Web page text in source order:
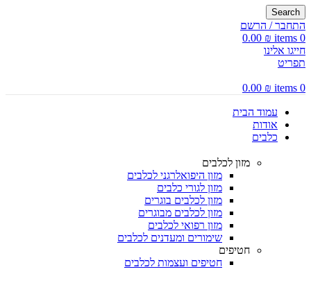
Search
התחבר / הרשם
0
items
0.00 ₪
חייגו אלינו
תפריט
0
items
0.00 ₪
עמוד הבית
אודות
כלבים
מזון לכלבים
מזון היפואלרגני לכלבים
מזון לגורי כלבים
מזון לכלבים בוגרים
מזון לכלבים מבוגרים
מזון רפואי לכלבים
שימורים ומעדנים לכלבים
חטיפים
חטיפים ועצמות לכלבים